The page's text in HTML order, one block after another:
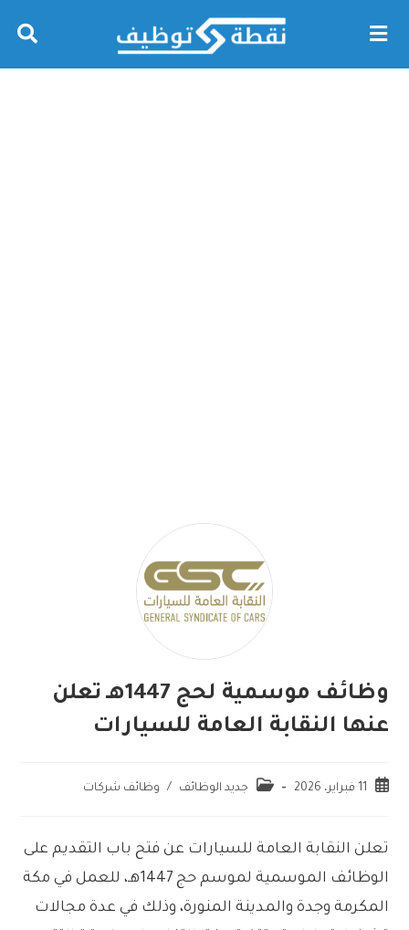
وظائف موسمية لحج 1447هـ تعلن
عنها النقابة العامة للسيارات
11 فبراير، 2026 جديد الوظائف / وظائف شركات
تعلن النقابة العامة للسيارات عن فتح باب التقديم على
الوظائف الموسمية لموسم حج 1447هـ، للعمل في مكة
المكرمة وجدة والمدينة المنورة، وذلك في عدة مجالات